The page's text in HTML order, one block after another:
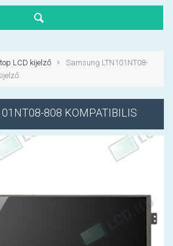
LCD kijelző
Samsung LTN101NT08-
808 KOMPATIBILIS